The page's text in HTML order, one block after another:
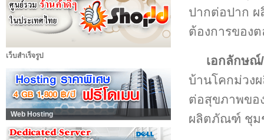
เว็บสำเร็จรูป
Web Hosting
ปากต่อปาก
ต้องการของ
เอกลักษ
บ้านโคกม่วง
ต่อสุขภาพขอ
ผลิตภัณฑ์ ชุม